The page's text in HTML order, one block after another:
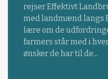
rejser Effektivt
med landmænd langs
lære om de
farmers står med i
ønsker de har til de...